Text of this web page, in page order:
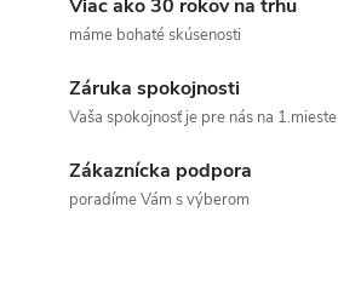
Viac ako 30 rokov na trhu
máme bohaté skúsenosti
Záruka spokojnosti
Vaša spokojnosť je pre nás na 1.mieste
Zákaznícka podpora
poradíme Vám s výberom